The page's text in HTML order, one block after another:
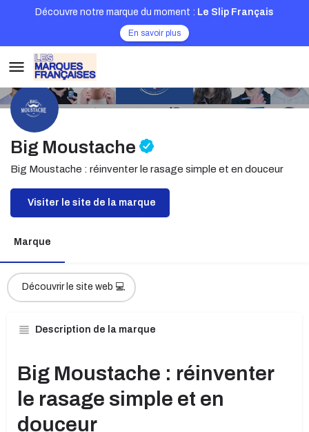
Découvre notre marque du moment : Le Slip Français
En savoir plus
Big Moustache
Big Moustache : réinventer le rasage simple et en douceur
Visiter le site de la marque
Marque
Découvrir le site web 💻
Description de la marque
Big Moustache : réinventer
le rasage simple et en
douceur